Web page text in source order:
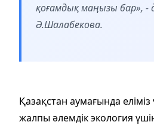
қоғамдық маңызы бар», -
Ә.Шалабекова.
Қазақстан аумағында
жалпы әлемдік экология